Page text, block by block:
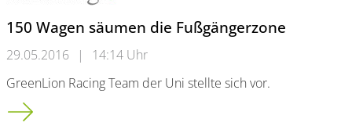
150 Wagen säumen die Fußgängerzone
29.05.2016 |
14:14 Uhr
GreenLion Racing Team der Uni stellte sich vor.
150 Wagen säumen die Fußgängerzone